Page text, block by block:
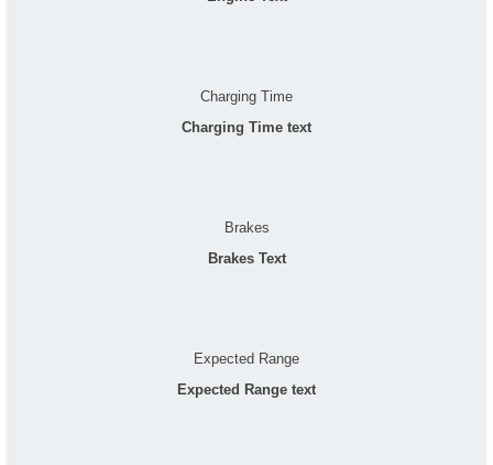
Charging Time
Charging Time text
Brakes
Brakes Text
Expected Range
Expected Range text